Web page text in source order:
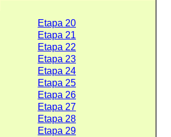
Etapa 20
Etapa 21
Etapa 22
Etapa 23
Etapa 24
Etapa 25
Etapa 26
Etapa 27
Etapa 28
Etapa 29